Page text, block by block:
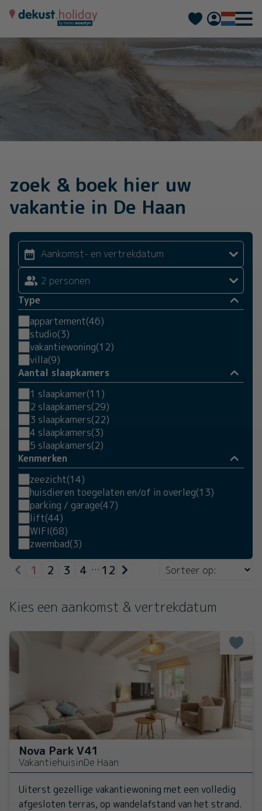
Français
zoek & boek hier uw
vakantie in De Haan
2 personen
Type
appartement(46)
studio(3)
vakantiewoning(12)
villa(9)
Aantal slaapkamers
1 slaapkamer(11)
2 slaapkamers(29)
3 slaapkamers(22)
4 slaapkamers(3)
5 slaapkamers(2)
Kenmerken
zeezicht(14)
huisdieren toegelaten en/of in overleg(13)
parking / garage(47)
lift(44)
WIFI(68)
zwembad(3)
1 2 3 4 … 12
Kies een aankomst & vertrekdatum
Nova Park V41
VakantiehuisinDe Haan
Uiterst gezellige vakantiewoning met een volledig
afgesloten terras, op wandelafstand van het strand.